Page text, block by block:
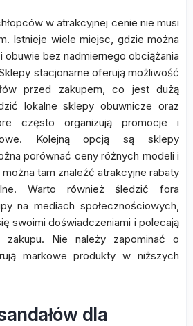
w atrakcyjnej cenie nie musi
Istnieje wiele miejsc, gdzie można
obuwie bez nadmiernego obciążania
stacjonarne oferują możliwość
przed zakupem, co jest dużą
lokalne sklepy obuwnicze oraz
często organizują promocje i
Kolejną opcją są sklepy
porównać ceny różnych modeli i
tam znaleźć atrakcyjne rabaty
Warto również śledzić fora
na mediach społecznościowych,
swoimi doświadczeniami i polecają
zakupu. Nie należy zapominać o
markowe produkty w niższych
dla